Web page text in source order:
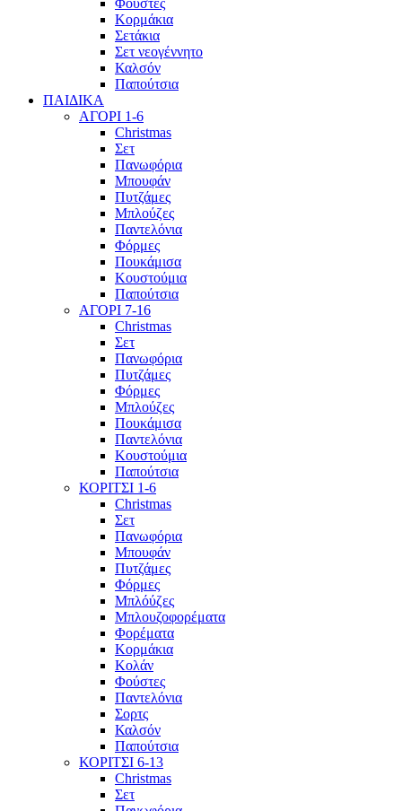
Φούστες
Κορμάκια
Σετάκια
Σετ νεογέννητο
Καλσόν
Παπούτσια
ΠΑΙΔΙΚΑ
ΑΓΟΡΙ 1-6
Christmas
Σετ
Πανωφόρια
Μπουφάν
Πυτζάμες
Μπλούζες
Παντελόνια
Φόρμες
Πουκάμισα
Κουστούμια
Παπούτσια
ΑΓΟΡΙ 7-16
Christmas
Σετ
Πανωφόρια
Πυτζάμες
Φόρμες
Μπλούζες
Πουκάμισα
Παντελόνια
Κουστούμια
Παπούτσια
ΚΟΡΙΤΣΙ 1-6
Christmas
Σετ
Πανωφόρια
Μπουφάν
Πυτζάμες
Φόρμες
Μπλόύζες
Μπλουζοφορέματα
Φορέματα
Κορμάκια
Κολάν
Φούστες
Παντελόνια
Σορτς
Καλσόν
Παπούτσια
ΚΟΡΙΤΣΙ 6-13
Christmas
Σετ